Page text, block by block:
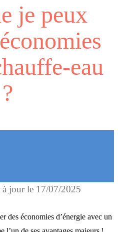
je peux
eau
Absence
à jour le 17/07/2025
des économies d’énergie avec un